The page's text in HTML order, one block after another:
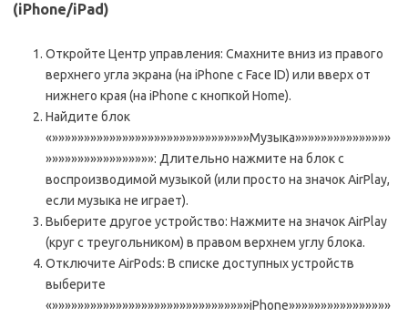
(iPhone/iPad)
Откройте Центр управления: Смахните вниз из правого
верхнего угла экрана (на iPhone с Face ID) или вверх от
нижнего края (на iPhone с кнопкой Home).
Найдите блок
«»»»»»»»»»»»»»»»»»»»»»»»»»»»»»»»Музыка»»»»»»»»»»»»»»»
»»»»»»»»»»»»»»»»»: Длительно нажмите на блок с
воспроизводимой музыкой (или просто на значок AirPlay,
если музыка не играет).
Выберите другое устройство: Нажмите на значок AirPlay
(круг с треугольником) в правом верхнем углу блока.
Отключите AirPods: В списке доступных устройств
выберите
«»»»»»»»»»»»»»»»»»»»»»»»»»»»»»»»iPhone»»»»»»»»»»»»»»»»